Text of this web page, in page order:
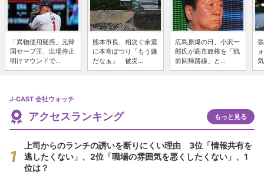
「異物使用疑惑」元韓
国セーブ王、出場停止
明けマウンドで...
熊本市長、相次ぐ余震
に本音ぽつり「もう嫌
だなぁ」 被災...
広島原爆の日、小沢一
郎氏が高市政権を「戦
前回帰路線」と...
J-CAST 会社ウォッチ
アクセスランキング もっと見る
上司からのランチの誘いを断りにくい理由 3位「情報共有を
逃したくない」、2位「職場の雰囲気を悪くしたくない」、1
位は？